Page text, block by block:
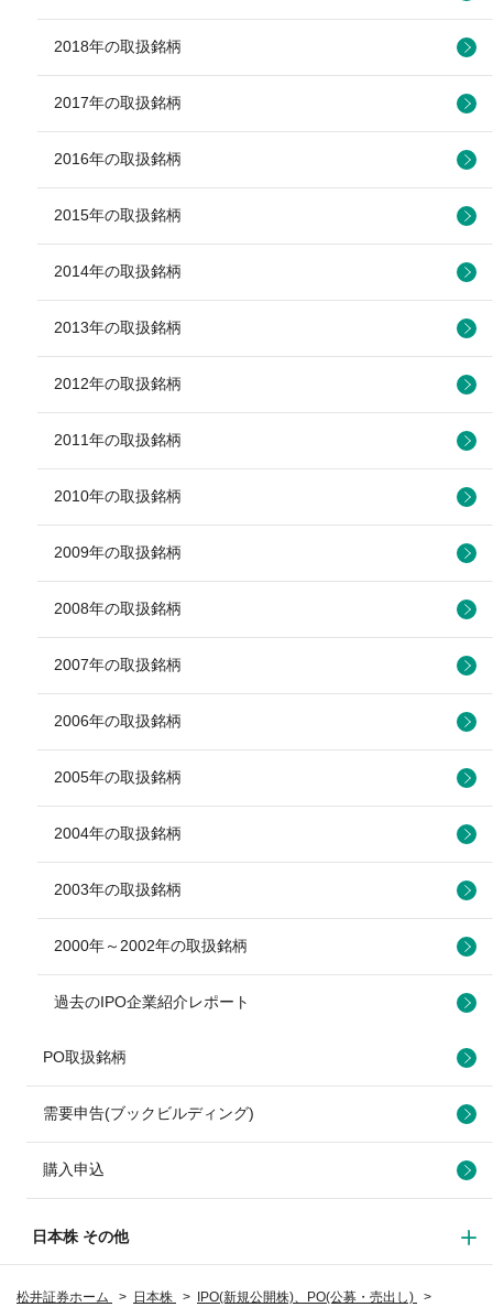
松井証券ホーム 日本株
IPO(新規公開株)、PO(公募・売出し)
2018年の取扱銘柄
2017年の取扱銘柄
2016年の取扱銘柄
2015年の取扱銘柄
2014年の取扱銘柄
2013年の取扱銘柄
2012年の取扱銘柄
2011年の取扱銘柄
2010年の取扱銘柄
2009年の取扱銘柄
2008年の取扱銘柄
2007年の取扱銘柄
2006年の取扱銘柄
2005年の取扱銘柄
2004年の取扱銘柄
2003年の取扱銘柄
2000年～2002年の取扱銘柄
過去のIPO企業紹介レポート
PO取扱銘柄
需要申告(ブックビルディング)
購入申込
日本株 その他